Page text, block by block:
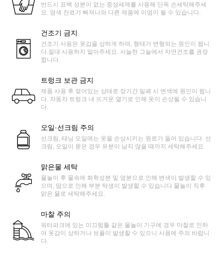
반드시 표백 성분이 없는 중성세제를 사용해 단독 손세탁해주세
요. 염색 잔료가 빠져나와 다른 제품에 이염이 될 수 있습니다.
건조기 금지
건조기 사용은 옷감을 상하게 하며, 형태가 변형되는 원인이 됩니
다.절대 사용하지 말아주세요. 서늘한 그늘에서 자연건조를 권장
합니다.
트렁크 보관 금지
제품 사용 후 젖어있는 상태로 장기간 밀폐 시 변색에 원인이 됩니
다. 자동차 트렁크 내 뜨거운 열기로 인해 옷이 손상될 수 있습니
다.
오일·선크림 주의
선크림, 태닝 오일에는 옷을 손상시키는 원료가 들어 있습니다. 선
크림, 오일이 묻은 경우 유분이 남지 않을 때까지 세탁해주세요.
맑은물 세탁
물놀이 후 물속에 화학성분 및 염분으로 인해 변색이 발생할 수 있
으며, 땀으로 인해 부분 탁생이 발생할 수 있습니다.물놀이 직후
맑은 물로 세탁해주세요.
마찰 주의
워터파크에 있는 미끄럼틀 같은 물놀이 기구에 경우 마찰로 인하
여 옷감이 상하거나 보풀이 발생할 수 있으니 사용에 주의 바랍니
다.